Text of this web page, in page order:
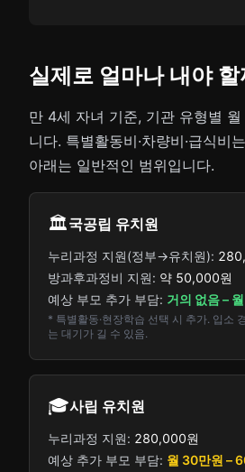
실제로 얼마나 내야
만 4세 자녀 기준, 기관 유형별
니다. 특별활동비·차량비·급식비
아래는 일반적인 범위입니다.
🏛️국공립 유치원
누리과정 지원(정부→유치원):
방과후과정비 지원: 약 50,000원
예상 부모 추가 부담: 거의 없음 –
* 특별활동·현장학습 선택 시 추가. 입소
는 대기가 길 수 있음.
🎓사립 유치원
누리과정 지원: 280,000원
예상 추가 부모 부담: 월 30만원 –